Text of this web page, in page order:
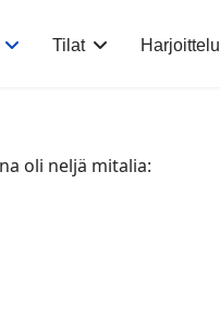
Tilat Harjoittelu
oli neljä mitalia: